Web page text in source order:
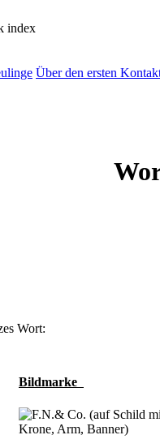
index
Über den ersten
Wort:
Bildmarke